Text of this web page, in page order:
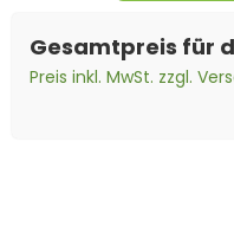
Gesamtpreis für
Preis inkl. MwSt. zzgl.